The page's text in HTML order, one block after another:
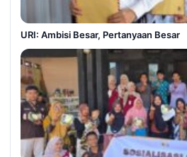
URI: Ambisi Besar, Pertanyaan Besar